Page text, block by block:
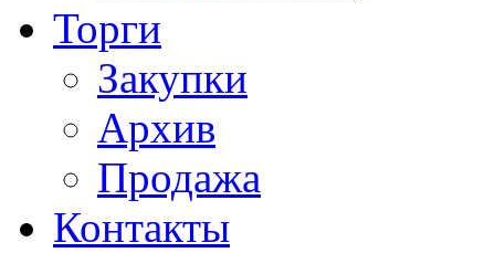
Торги
Закупки
Архив
Продажа
Контакты